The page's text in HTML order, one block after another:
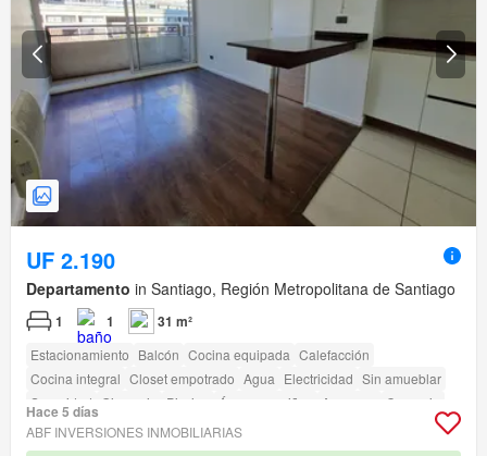
UF 2.190
Departamento in Santiago, Región Metropolitana de Santiago
1 1 31 m²
Estacionamiento Balcón Cocina equipada Calefacción
Cocina integral Closet empotrado Agua Electricidad Sin amueblar
Seguridad
Gimnasio Piscina Área para niños Ascensor
Conserje
Parilla Caseta de vigilancia
Hace 5 días
ABF INVERSIONES INMOBILIARIAS